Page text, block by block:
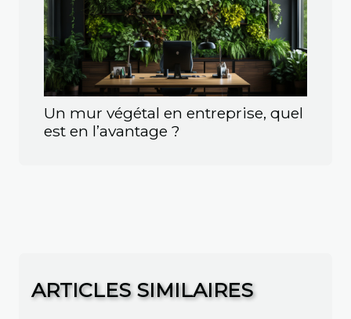
Un mur végétal en entreprise, quel
est en l’avantage ?
ARTICLES SIMILAIRES